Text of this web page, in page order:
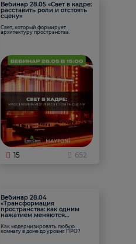
Вебинар 28.05 «Свет в кадре:
расставить роли и отстоять
сцену»
Свет, который формирует
архитектуру пространства.
15 652
Вебинар 28.04
«Трансформация
пространства: как одним
нажатием меняются
Как модернизировать любую
комнату в доме до уровня ПРО?